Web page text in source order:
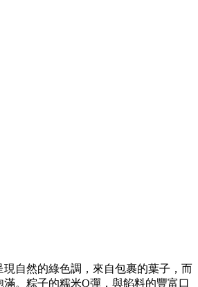
自然的綠色調，來自包裹的葉子，而
。粽子的糯米Q彈，與餡料的豐富口